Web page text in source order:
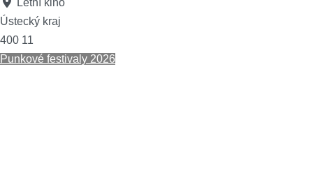
Letní kino
Ústecký kraj
400 11
Punkové festivaly 2026